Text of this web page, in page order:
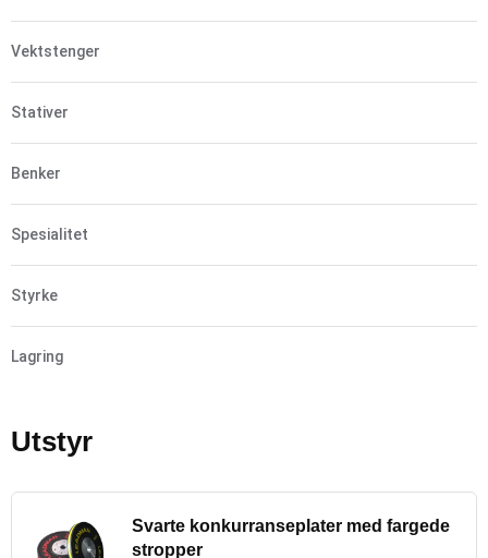
Vektstenger
Stativer
Benker
Spesialitet
Styrke
Lagring
Utstyr
Svarte konkurranseplater med fargede
stropper